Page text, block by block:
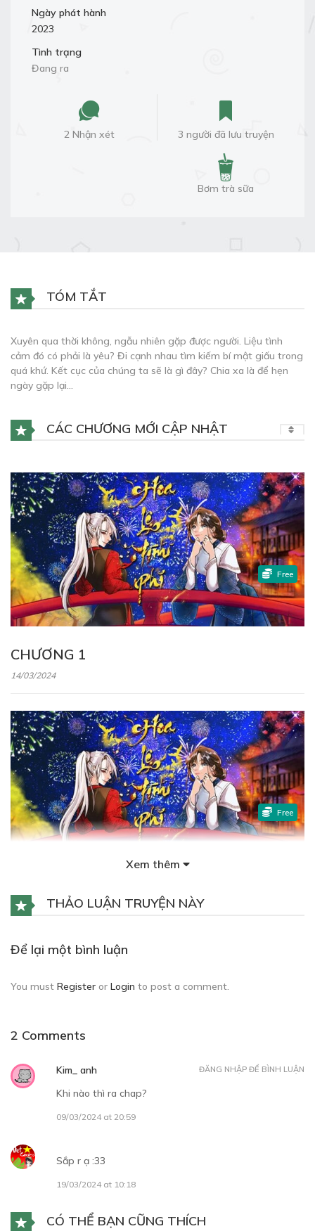
Ngày phát hành
2023
Tình trạng
Đang ra
2 Nhận xét 3 người đã lưu truyện
Bơm trà sữa
TÓM TẮT
Xuyên qua thời không, ngẫu nhiên gặp được người. Liệu tình
cảm đó có phải là yêu? Đi cạnh nhau tìm kiếm bí mật giấu trong
quá khứ. Kết cục của chúng ta sẽ là gì đây? Chia xa là để hẹn
ngày gặp lại…
CÁC CHƯƠNG MỚI CẬP NHẬT
CHƯƠNG 1
14/03/2024
Free
GIỚ THIỆU
21/01/2024
Free
Xem thêm
THẢO LUẬN TRUYỆN NÀY
Để lại một bình luận
You must Register or Login to post a comment.
2 Comments
Kim_ anh
Khi nào thì ra chap?
09/03/2024 at 20:59
ĐĂNG NHẬP ĐỂ BÌNH LUẬN
Sắp r ạ :33
19/03/2024 at 10:18
CÓ THỂ BẠN CŨNG THÍCH